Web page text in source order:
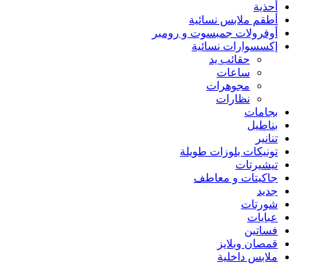
أحذية
أطقم ملابس نسائية
أوفرولات جمبسوت و رومبر
إكسسوارات نسائية
حقائب يد
ساعات
مجوهرات
نظارات
بجامات
بناطيل
تنانير
تونيكات بلوزات طويلة
تيشيرتات
جاكيتات و معاطف
جديد
شورتات
عبايات
فساتين
قمصان وبلايز
ملابس داخلية